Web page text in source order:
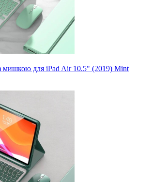
мишкою для iPad Air 10.5" (2019) Mint